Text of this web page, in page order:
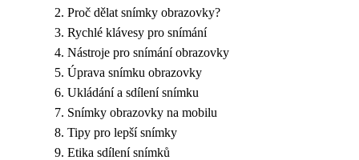
Proč dělat snímky obrazovky?
Rychlé klávesy pro snímání
Nástroje pro snímání obrazovky
Úprava snímku obrazovky
Ukládání a sdílení snímku
Snímky obrazovky na mobilu
Tipy pro lepší snímky
Etika sdílení snímků